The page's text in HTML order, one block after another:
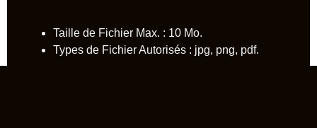
Taille de Fichier Max. : 10 Mo.
Types de Fichier Autorisés : jpg, png, pdf.